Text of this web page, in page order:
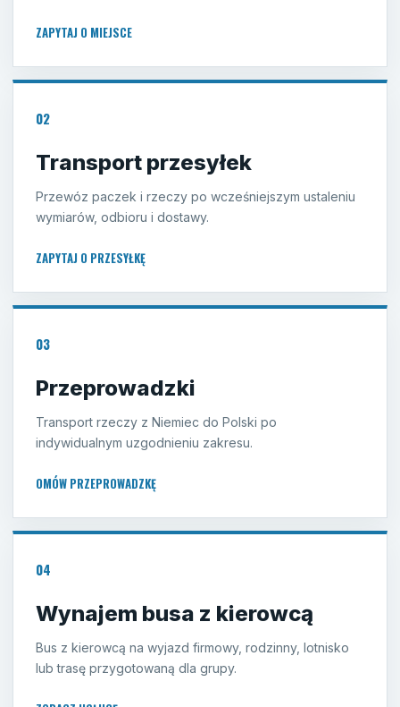
ZAPYTAJ O MIEJSCE
02
Transport przesyłek
Przewóz paczek i rzeczy po wcześniejszym ustaleniu
wymiarów, odbioru i dostawy.
ZAPYTAJ O PRZESYŁKĘ
03
Przeprowadzki
Transport rzeczy z Niemiec do Polski po
indywidualnym uzgodnieniu zakresu.
OMÓW PRZEPROWADZKĘ
04
Wynajem busa z kierowcą
Bus z kierowcą na wyjazd firmowy, rodzinny, lotnisko
lub trasę przygotowaną dla grupy.